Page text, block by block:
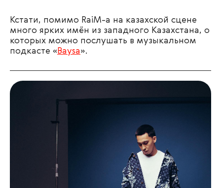
Кстати, помимо RaiM-a на казахской сцене
много ярких имён из западного Казахстана, о
которых можно послушать в музыкальном
подкасте « Baysa».